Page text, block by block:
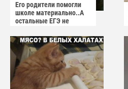
Его родители помогли
школе материально..А
остальные ЕГЭ не